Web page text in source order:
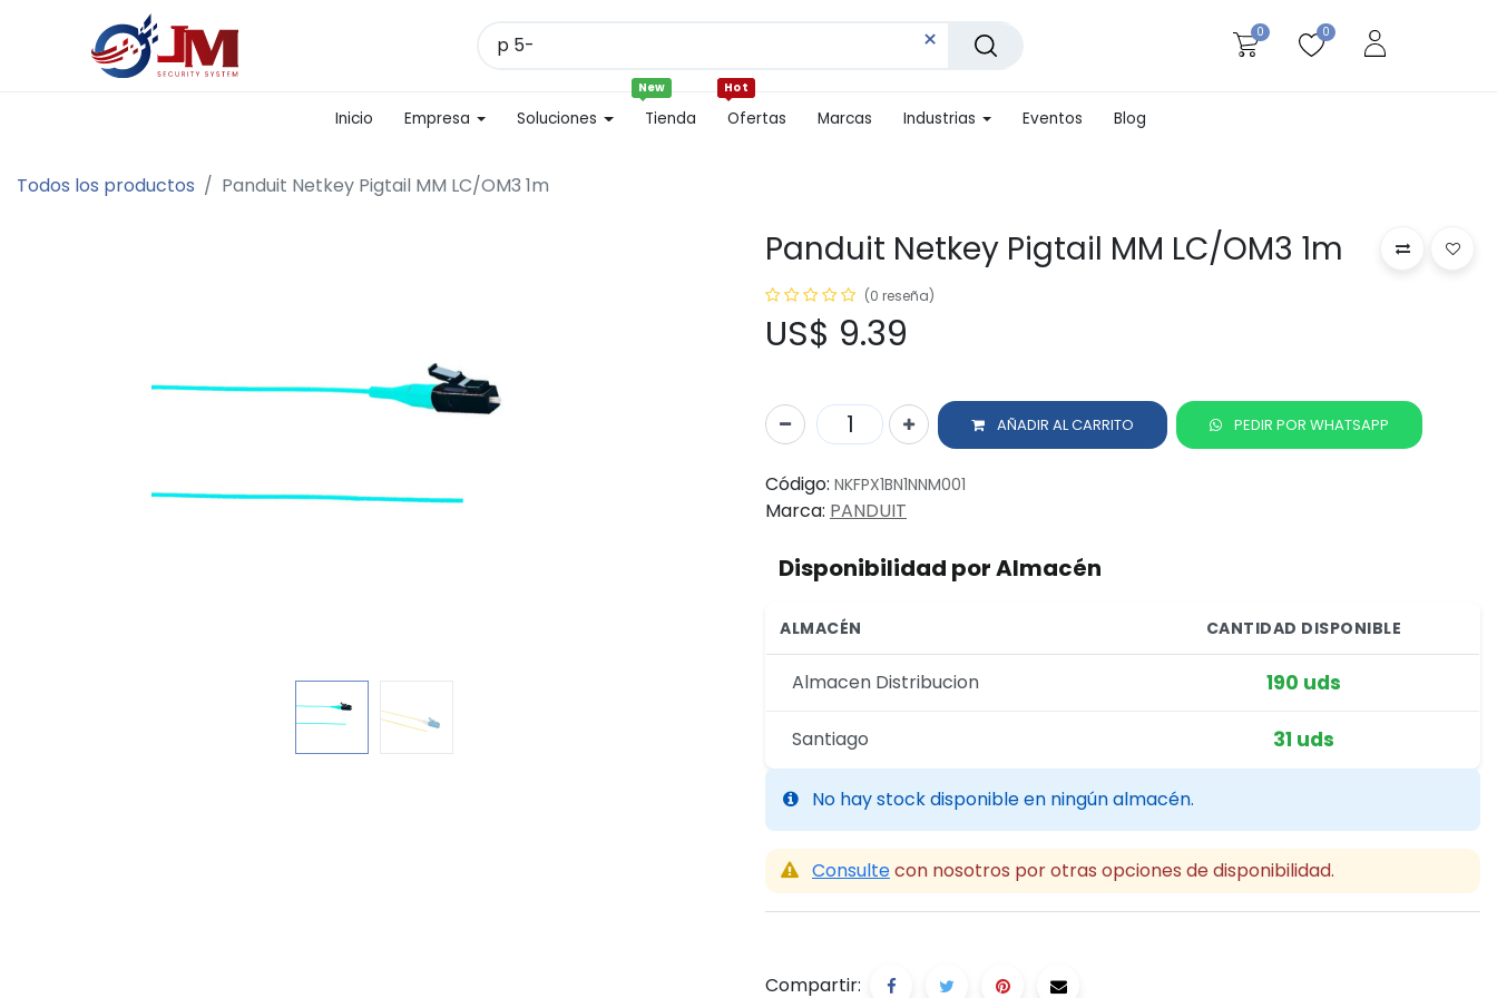
0 0
Inicio Empresa Soluciones Tienda
New
Ofertas
Hot
Marcas Industrias Eventos Blog
Todos los productos Panduit Netkey Pigtail MM LC/OM3 1m
Panduit Netkey Pigtail MM LC/OM3 1m
(0 reseña)
US$ 9.39
AÑADIR AL CARRITO PEDIR POR WHATSAPP
Código: NKFPX1BN1NNM001
Marca: PANDUIT
Disponibilidad por Almacén
ALMACÉN CANTIDAD DISPONIBLE
Almacen Distribucion 190 uds
Santiago 31 uds
No hay stock disponible en ningún almacén.
Consultecon nosotros por otras opciones de disponibilidad.
Compartir: